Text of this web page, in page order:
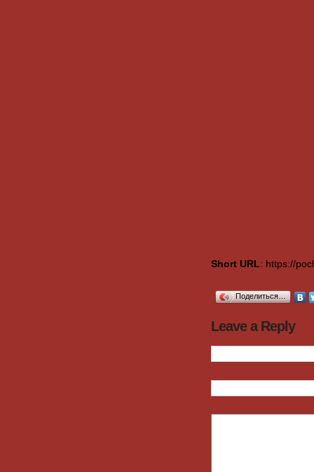
Short URL: https://
Поделиться…
Leave a Reply